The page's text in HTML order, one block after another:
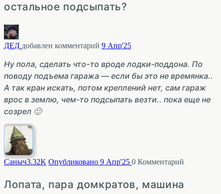
остальное подсыпать?
ДЕД добавлен комментарий 9 Апр'25
Ну пола, сделать что-то вроде лодки-поддона. По
поводу подъема гаража — если бы это не времянка..
А так кран искать, потом креплений нет, сам гараж
врос в землю, чем-то подсыпать везти.. пока еще не
созрел 🙂
Саныч3.32K Опубликовано 9 Апр'25 0 Комментарий
Лопата, пара домкратов, машина